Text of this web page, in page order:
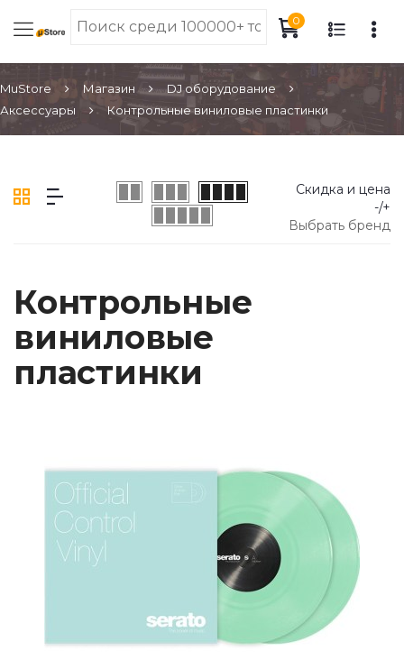
0
MuStore Магазин
DJ оборудование
Аксессуары
Контрольные виниловые пластинки
Скидка и цена
-/+
Выбрать бренд
Контрольные
виниловые
пластинки